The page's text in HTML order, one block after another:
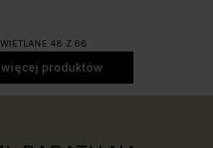
48 Z 66
produktów